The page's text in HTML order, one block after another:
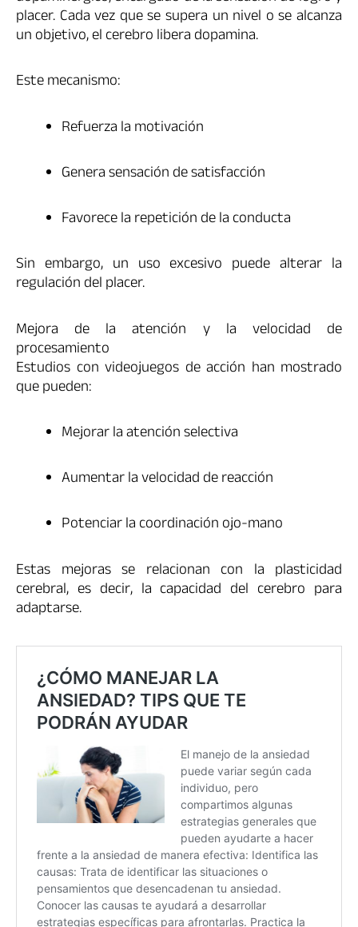
placer. Cada vez que se supera un nivel o se alcanza
un objetivo, el cerebro libera dopamina.
Este mecanismo:
Refuerza la motivación
Genera sensación de satisfacción
Favorece la repetición de la conducta
Sin embargo, un uso excesivo puede alterar la
regulación del placer.
Mejora de la atención y la velocidad de
procesamiento
Estudios con videojuegos de acción han mostrado
que pueden:
Mejorar la atención selectiva
Aumentar la velocidad de reacción
Potenciar la coordinación ojo-mano
Estas mejoras se relacionan con la plasticidad
cerebral, es decir, la capacidad del cerebro para
adaptarse.